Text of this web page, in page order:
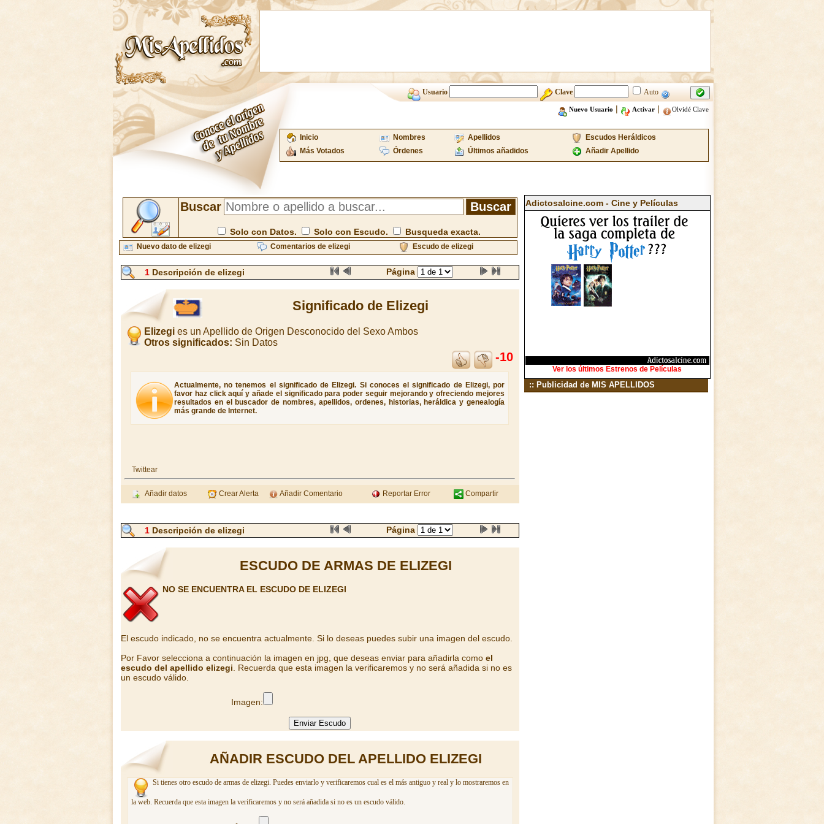
Usuario Clave Auto
Nuevo Usuario | Activar| Olvidé Clave
Inicio Nombres Apellidos
Escudos Heráldicos
Más Votados
Órdenes Últimos añadidos Añadir Apellido
Buscar
Solo con Datos. Solo con Escudo. Busqueda exacta.
Nuevo dato de elizegi Comentarios de elizegi Escudo de elizegi
1Descripción de elizegi Página
Significado de Elizegi
Elizegi es un Apellido de Origen Desconocido del Sexo Ambos
Otros significados: Sin Datos
-10
Actualmente, no tenemos el significado de Elizegi. Si conoces el significado de Elizegi, por
favor haz click aquí y añade el significado para poder seguir mejorando y ofreciendo mejores
resultados en el buscador de nombres, apellidos, ordenes, historias, heráldica y genealogía
más grande de Internet.
Twittear
Añadir datos Crear Alerta Añadir Comentario Reportar Error Compartir
1Descripción de elizegi Página
ESCUDO DE ARMAS DE ELIZEGI
NO SE ENCUENTRA EL ESCUDO DE ELIZEGI
El escudo indicado, no se encuentra actualmente. Si lo deseas puedes subir una imagen del escudo.
Por Favor selecciona a continuación la imagen en jpg, que deseas enviar para añadirla como el
escudo del apellido elizegi . Recuerda que esta imagen la verificaremos y no será añadida si no es
un escudo válido.
Imagen:
AÑADIR ESCUDO DEL APELLIDO ELIZEGI
Si tienes otro escudo de armas de elizegi. Puedes enviarlo y verificaremos cual es el más antiguo y real y lo mostraremos en
la web. Recuerda que esta imagen la verificaremos y no será añadida si no es un escudo válido.
Adictosalcine.com - Cine y Películas
Ver los últimos Estrenos de Películas
:: Publicidad de MIS APELLIDOS